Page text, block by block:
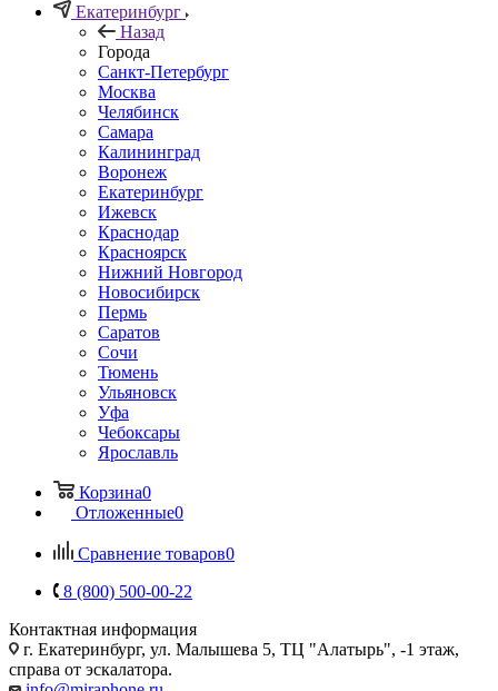
Екатеринбург
Назад
Города
Санкт-Петербург
Москва
Челябинск
Самара
Калининград
Воронеж
Екатеринбург
Ижевск
Краснодар
Красноярск
Нижний Новгород
Новосибирск
Пермь
Саратов
Сочи
Тюмень
Ульяновск
Уфа
Чебоксары
Ярославль
Корзина0
Отложенные0
Сравнение товаров0
8 (800) 500-00-22
Контактная информация
г. Екатеринбург, ул. Малышева 5, ТЦ "Алатырь", -1 этаж,
справа от эскалатора.